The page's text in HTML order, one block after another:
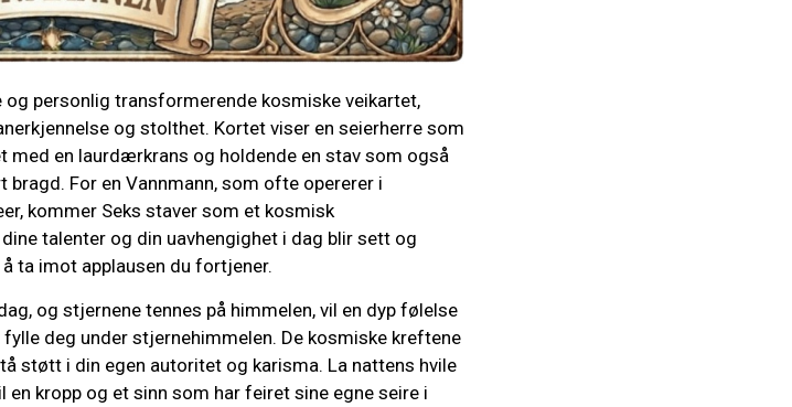
personlig transformerende kosmiske veikartet,
og stolthet. Kortet viser en seierherre som
med en laurdærkrans og holdende en stav som også
For en Vannmann, som ofte opererer i
kommer Seks staver som et kosmisk
talenter og din uavhengighet i dag blir sett og
ta imot applausen du fortjener.
og stjernene tennes på himmelen, vil en dyp følelse
deg under stjernehimmelen. De kosmiske kreftene
støtt i din egen autoritet og karisma. La nattens hvile
kropp og et sinn som har feiret sine egne seire i